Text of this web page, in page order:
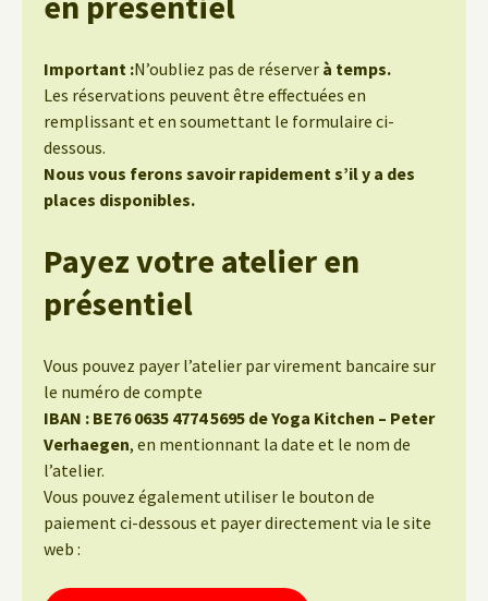
Important :N’oubliez pas de réserver à temps.
Les réservations peuvent être effectuées en
remplissant et en soumettant le formulaire ci-
dessous.
Nous vous ferons savoir rapidement s’il y a des
places disponibles.
Payez votre atelier en
présentiel
Vous pouvez payer l’atelier par virement bancaire sur
le numéro de compte
IBAN : BE76 0635 4774 5695 de Yoga Kitchen – Peter
Verhaegen, en mentionnant la date et le nom de
l’atelier.
Vous pouvez également utiliser le bouton de
paiement ci-dessous et payer directement via le site
web :